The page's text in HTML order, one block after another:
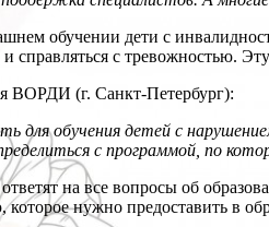
обучении дети с
справляться с тревожностью.
ВОРДИ (г. Санкт-Петербург):
для обучения детей с
с программой, по
на все вопросы об
нужно предоставить в